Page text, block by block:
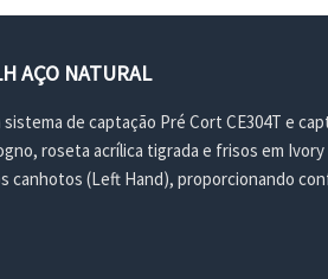
AÇO NATURAL
de captação Pré Cort CE304T e
roseta acrílica tigrada e frisos em
canhotos (Left Hand), proporcionando